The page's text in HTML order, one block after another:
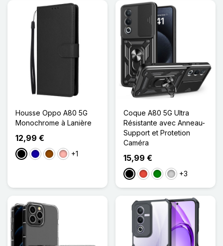
Housse Oppo A80 5G
Monochrome à Lanière
12,99 €
NoirBleu Foncé
MarronOr Rose
+1
Coque A80 5G Ultra
Résistante avec Anneau-
Support et Protetion
Caméra
15,99 €
NoirRougeVertArgenté
+3